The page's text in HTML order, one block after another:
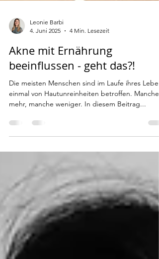
4. Juni 2025
4 Min. Lesezeit
Akne mit Ernährung
beeinflussen - geht das?!
Die meisten Menschen sind im Laufe ihres
mehr, manche weniger. In diesem Beitrag...